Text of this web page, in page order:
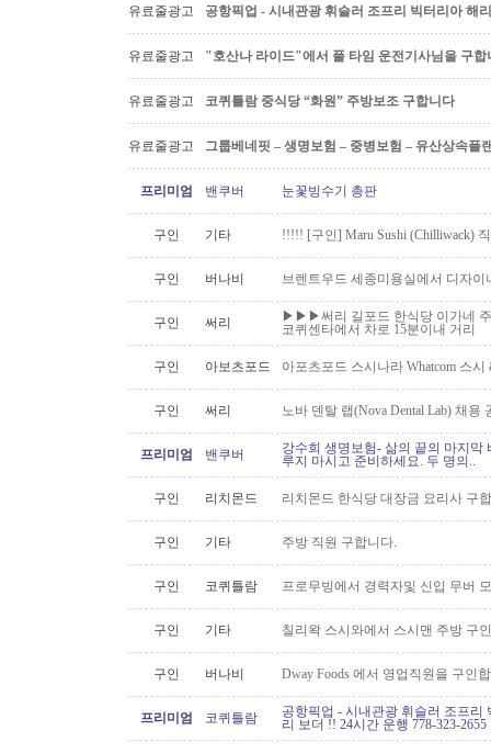
유료줄광고 공항픽업 - 시내관광 휘슬러 조프리 빅터리아 해
유료줄광고 "호산나 라이드"에서 풀 타임 운전기사님을 구합
유료줄광고 코퀴틀람 중식당 “화원” 주방보조 구합니다
유료줄광고 그룹베네핏 – 생명보험 – 중병보험 – 유산상속플
프리미엄 밴쿠버 눈꽃빙수기 총판
구인 기타 !!!!! [구인] Maru Sushi (Chilliwack)
구인 버나비 브렌트우드 세종미용실에서 디자이
구인 써리
▶▶▶써리 길포드 한식당 이가네
코퀴센타에서 차로 15분이내 거리
구인 아보츠포드 아포츠포드 스시나라 Whatcom 스
구인 써리 노바 덴탈 랩(Nova Dental Lab) 채용
프리미엄 밴쿠버
강수희 생명보험- 삶의 끝의 마지막
루지 마시고 준비하세요. 두 명의..
구인 리치몬드 리치몬드 한식당 대장금 요리사 구
구인 기타 주방 직원 구합니다.
구인 코퀴틀람 프로무빙에서 경력자및 신입 무버
구인 기타 칠리왁 스시와에서 스시맨 주방 구
구인 버나비 Dway Foods 에서 영업직원을 구인
프리미엄 코퀴틀람
공항픽업 - 시내관광 휘슬러 조프
리 보더 !! 24시간 운행 778-323-2655